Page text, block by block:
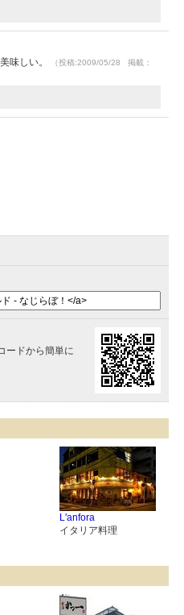
味しい。
（投稿:2009/05/28 掲載：
ードから簡単に
L'anfora
イタリア料理